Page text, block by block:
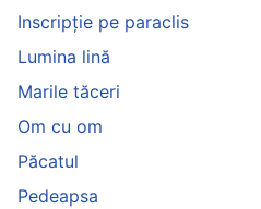
Inscripție pe paraclis
Lumina lină
Marile tăceri
Om cu om
Păcatul
Pedeapsa